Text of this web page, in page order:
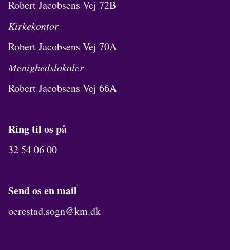
Robert Jacobsens Vej 72B
Kirkekontor
Robert Jacobsens Vej 70A
Menighedslokaler
Robert Jacobsens Vej 66A
Ring til os på
32 54 06 00
Send os en mail
oerestad.sogn@km.dk